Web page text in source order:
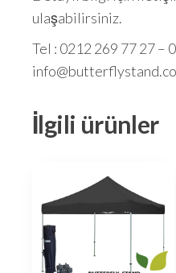
ulaşabilirsiniz.
Tel : 0212 269 77 27 –
İlgili ürünler